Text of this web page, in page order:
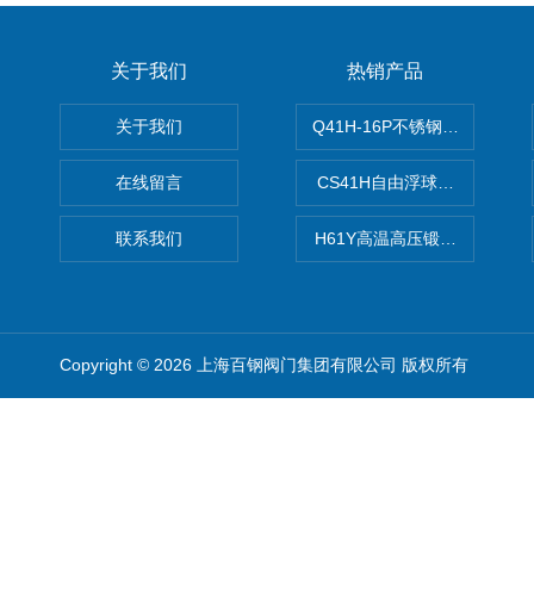
关于我们
关于我们
在线留言
联系我们
热销产品
Q41H-16P不锈钢硬密封球阀
CS41H自由浮球式蒸汽疏水
H61Y高温高压锻钢止回阀
Copyright © 2026 上海百钢阀门集团有限公司 版权所有